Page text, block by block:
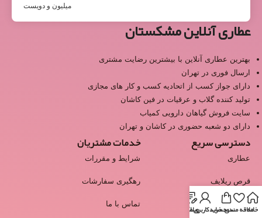
میلیون و دویست
عطاری آنلاین مشکستان
بهترین عطاری آنلاین با بیشترین رضایت مشتری
ارسال فوری در تهران
دارای جواز کسب از اتحادیه کسب و کار های مجازی
تولید کننده گلاب و عرقیات در فین کاشان
سایت فروش گیاهان دارویی کمیاب
دارای دو شعبه حضوری در کاشان و تهران
دسترسی سریع
عطاری
قرص ریلایف
سمنقور
خدمات مشتریان
شرایط و مقررات
رهگیری سفارشات
تماس با ما خانهعلاقه مندیسبد خرید
حساب کاربری من
وبلاگ